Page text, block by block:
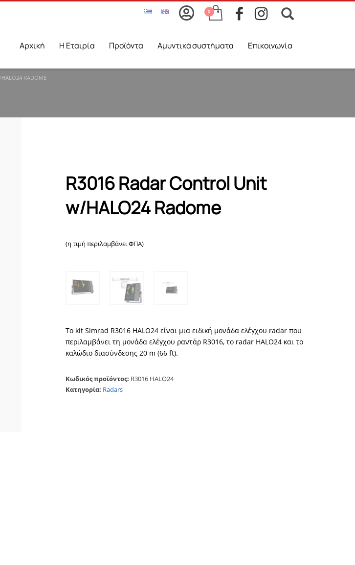
Αρχική Η Εταιρία Προϊόντα Aμυντικά συστήματα Επικοινωνία
RADOME
R3016 Radar Control Unit
w/HALO24 Radome
(η τιμή περιλαμβάνει ΦΠΑ)
Το kit Simrad R3016 HALO24 είναι μια ειδική μονάδα ελέγχου radar που
περιλαμβάνει τη μονάδα ελέγχου ραντάρ R3016, το radar HALO24 και το
καλώδιο διασύνδεσης 20 m (66 ft).
Κωδικός προϊόντος: R3016 HALO24
Κατηγορία: Radars